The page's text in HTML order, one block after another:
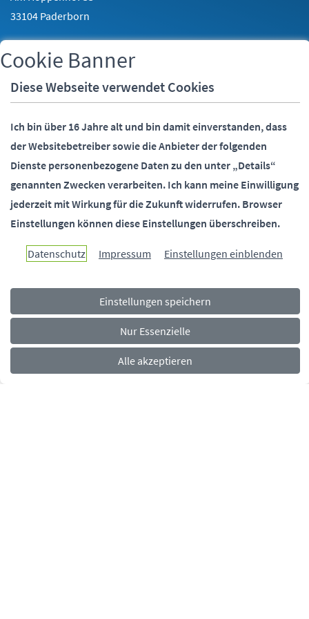
33104 Paderborn
Telefon:05251 88-0
SOCIALMEDIA
Paderborn überzeugt.
Rechtliches
Navigationsmenü Impressum Datenschutz Barrierefreiheit
Cookie Banner
Diese Webseite verwendet Cookies
Ich bin über 16 Jahre alt und bin damit einverstanden, dass
der Websitebetreiber sowie die Anbieter der folgenden
Dienste personenbezogene Daten zu den unter „Details“
genannten Zwecken verarbeiten. Ich kann meine Einwilligung
jederzeit mit Wirkung für die Zukunft widerrufen. Browser
Einstellungen können diese Einstellungen überschreiben.
Datenschutz Impressum Einstellungen einblenden
Einstellungen speichern
Nur Essenzielle
Alle akzeptieren